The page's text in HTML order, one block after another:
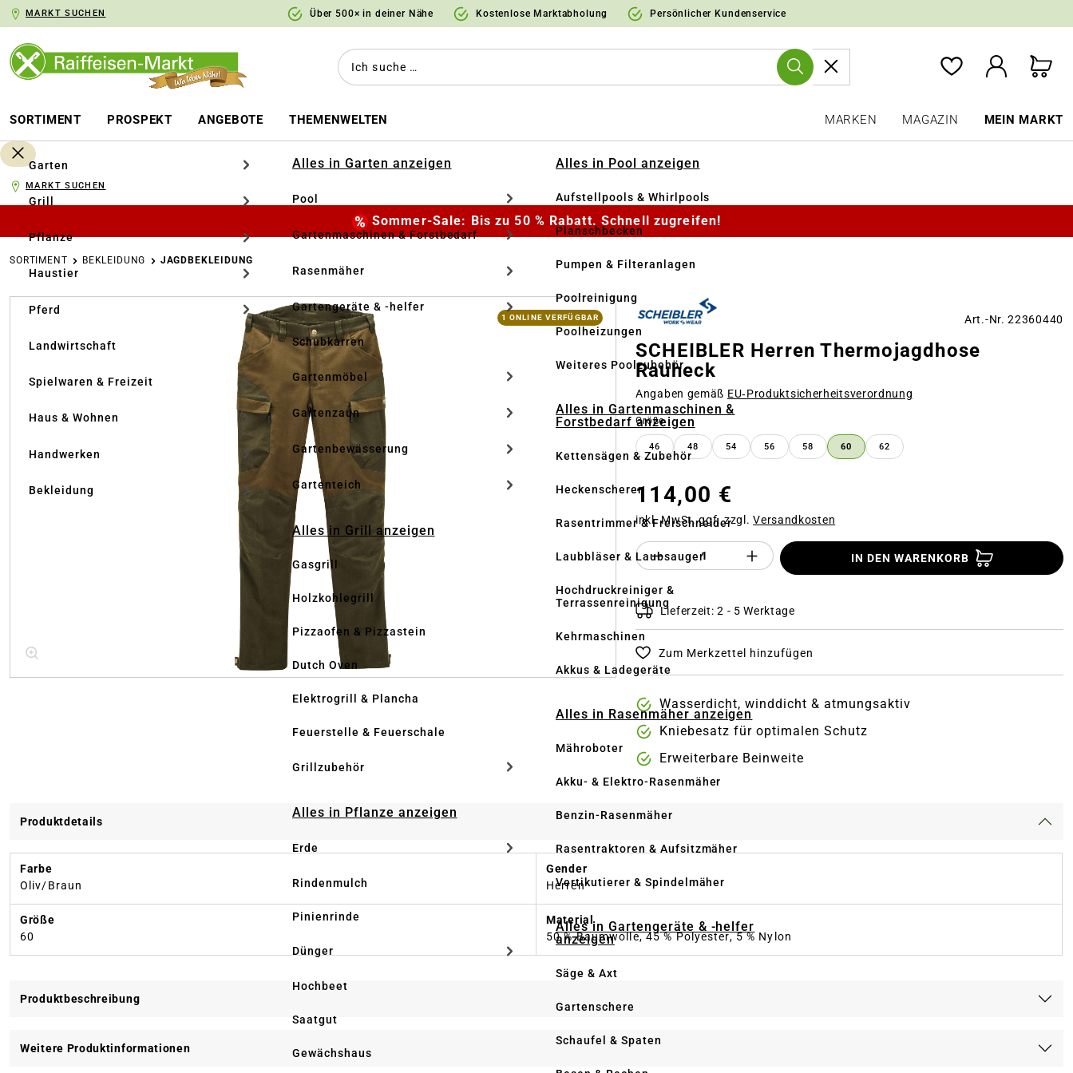
Zur Hauptnavigation springen
MARKT SUCHEN Über 500× in deiner Nähe Kostenlose Marktabholung Persönlicher Kundenservice
SORTIMENT PROSPEKT ANGEBOTE THEMENWELTEN MARKEN MAGAZIN MEIN MARKT
Garten
Grill
Pflanze
Haustier
Pferd
Landwirtschaft
Spielwaren & Freizeit
Haus & Wohnen
Handwerken
Bekleidung
Alles in Garten anzeigen
Pool
Gartenmaschinen & Forstbedarf
Rasenmäher
Gartengeräte & -helfer
Schubkarren
Gartenmöbel
Gartenzaun
Gartenbewässerung
Gartenteich
Alles in Grill anzeigen
Gasgrill
Holzkohlegrill
Pizzaofen & Pizzastein
Dutch Oven
Elektrogrill & Plancha
Feuerstelle & Feuerschale
Grillzubehör
Alles in Pflanze anzeigen
Erde
Rindenmulch
Pinienrinde
Dünger
Hochbeet
Saatgut
Gewächshaus
Alles in Pool anzeigen
Aufstellpools & Whirlpools
Planschbecken
Pumpen & Filteranlagen
Poolreinigung
Poolheizungen
Weiteres Poolzubehör
Alles in Gartenmaschinen &
Forstbedarf anzeigen
Kettensägen & Zubehör
Heckenscheren
Rasentrimmer & Freischneider
Laubbläser & Laubsauger
Hochdruckreiniger &
Terrassenreinigung
Kehrmaschinen
Akkus & Ladegeräte
Alles in Rasenmäher anzeigen
Mähroboter
Akku- & Elektro-Rasenmäher
Benzin-Rasenmäher
Rasentraktoren & Aufsitzmäher
Vertikutierer & Spindelmäher
Alles in Gartengeräte & -helfer
anzeigen
Säge & Axt
Gartenschere
Schaufel & Spaten
MARKT SUCHEN
Sommer-Sale: Bis zu 50 % Rabatt. Schnell zugreifen!
SORTIMENT BEKLEIDUNG JAGDBEKLEIDUNG
Bildergalerie überspringen
1 ONLINE VERFÜGBAR Art.-Nr. 22360440
SCHEIBLER Herren Thermojagdhose
Rauheck
Angaben gemäß EU‑Produktsicherheitsverordnung
Größeauswählen
46 48 54 56 58 60 62
114,00 €
inkl. MwSt. ggf. zzgl.Versandkosten
Produkt Anzahl des Produktes "%product%":
IN DEN WARENKORB
Lieferzeit: 2 - 5 Werktage
Zum Merkzettel hinzufügen
Wasserdicht, winddicht & atmungsaktiv
Kniebesatz für optimalen Schutz
Erweiterbare Beinweite
Produktdetails
Farbe
Oliv/Braun
Gender
Herren
Größe
60
Material
50 % Baumwolle, 45 % Polyester, 5 % Nylon
Produktbeschreibung
Weitere Produktinformationen